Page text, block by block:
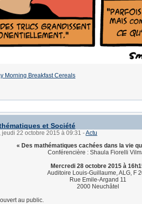
Morning Breakfast Cereals
et Société
jeudi 22 octobre 2015 à 09:31 -Actu
« Des mathématiques cachées dans la vie
Conférencière : Shaula Fiorelli
Mercredi 28 octobre 2015 à
Auditoire Louis-Guillaume, ALG, F
Rue Emile-Argand 11
2000 Neuchâtel
au public.